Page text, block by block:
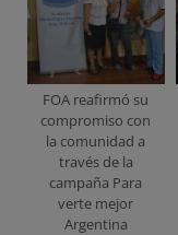
FOA reafirmó su
compromiso con
la comunidad a
través de la
campaña Para
verte mejor
Argentina